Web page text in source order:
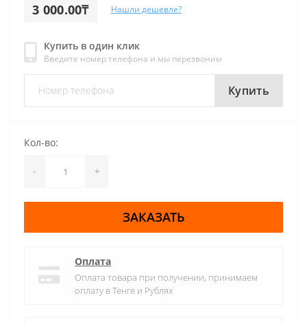
3 000.00₸ Нашли дешевле?
Купить в один клик
Введите номер телефона и мы перезвоним
Купить
Кол-во:
- +
ЗАКАЗАТЬ
Оплата
Оплата товара при получении, принимаем
оплату в Тенге и Рублях